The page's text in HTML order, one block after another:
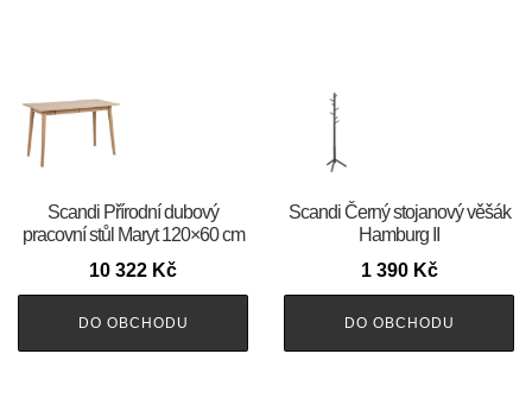
Scandi Přírodní dubový
pracovní stůl Maryt 120×60 cm
10 322 Kč
DO OBCHODU
Scandi Černý stojanový věšák
Hamburg II
1 390 Kč
DO OBCHODU